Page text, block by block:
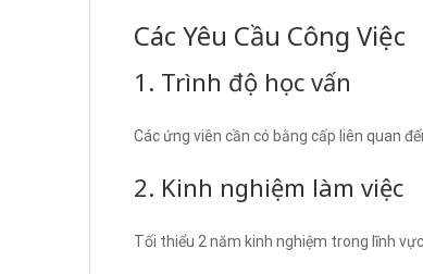
Các Yêu Cầu Công Việc
1. Trình độ học vấn
Các ứng viên cần có bằng cấp liên quan
2. Kinh nghiệm làm việc
Tối thiểu 2 năm kinh nghiệm trong lĩnh